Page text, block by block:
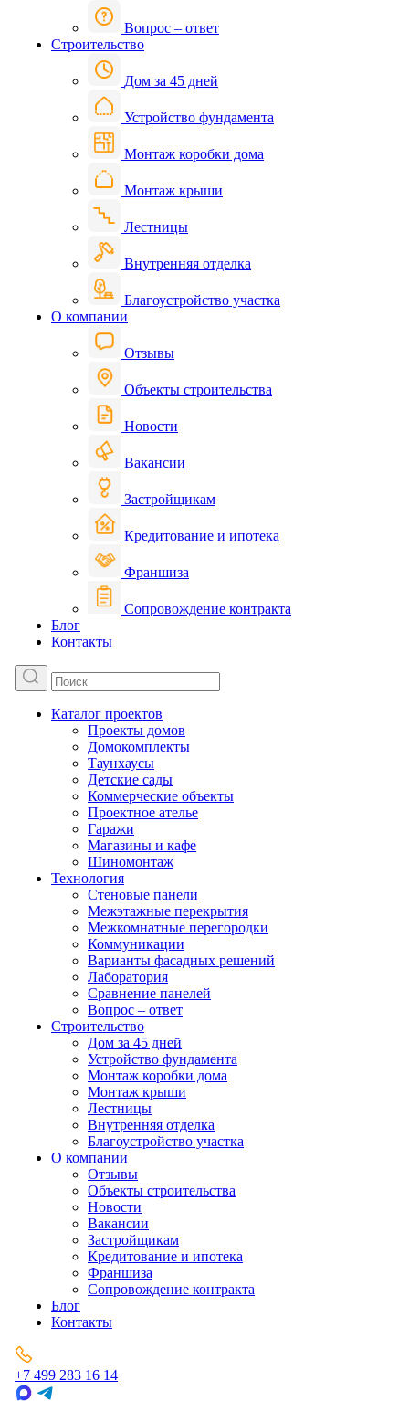
Вопрос – ответ
Строительство
Дом за 45 дней
Устройство фундамента
Монтаж коробки дома
Монтаж крыши
Лестницы
Внутренняя отделка
Благоустройство участка
О компании
Отзывы
Объекты строительства
Новости
Вакансии
Застройщикам
Кредитование и ипотека
Франшиза
Сопровождение контракта
Блог
Контакты
Каталог проектов
Проекты домов
Домокомплекты
Таунхаусы
Детские сады
Коммерческие объекты
Проектное ателье
Гаражи
Магазины и кафе
Шиномонтаж
Технология
Стеновые панели
Межэтажные перекрытия
Межкомнатные перегородки
Коммуникации
Варианты фасадных решений
Лаборатория
Сравнение панелей
Вопрос – ответ
Строительство
Дом за 45 дней
Устройство фундамента
Монтаж коробки дома
Монтаж крыши
Лестницы
Внутренняя отделка
Благоустройство участка
О компании
Отзывы
Объекты строительства
Новости
Вакансии
Застройщикам
Кредитование и ипотека
Франшиза
Сопровождение контракта
Блог
Контакты
+7 499 283 16 14